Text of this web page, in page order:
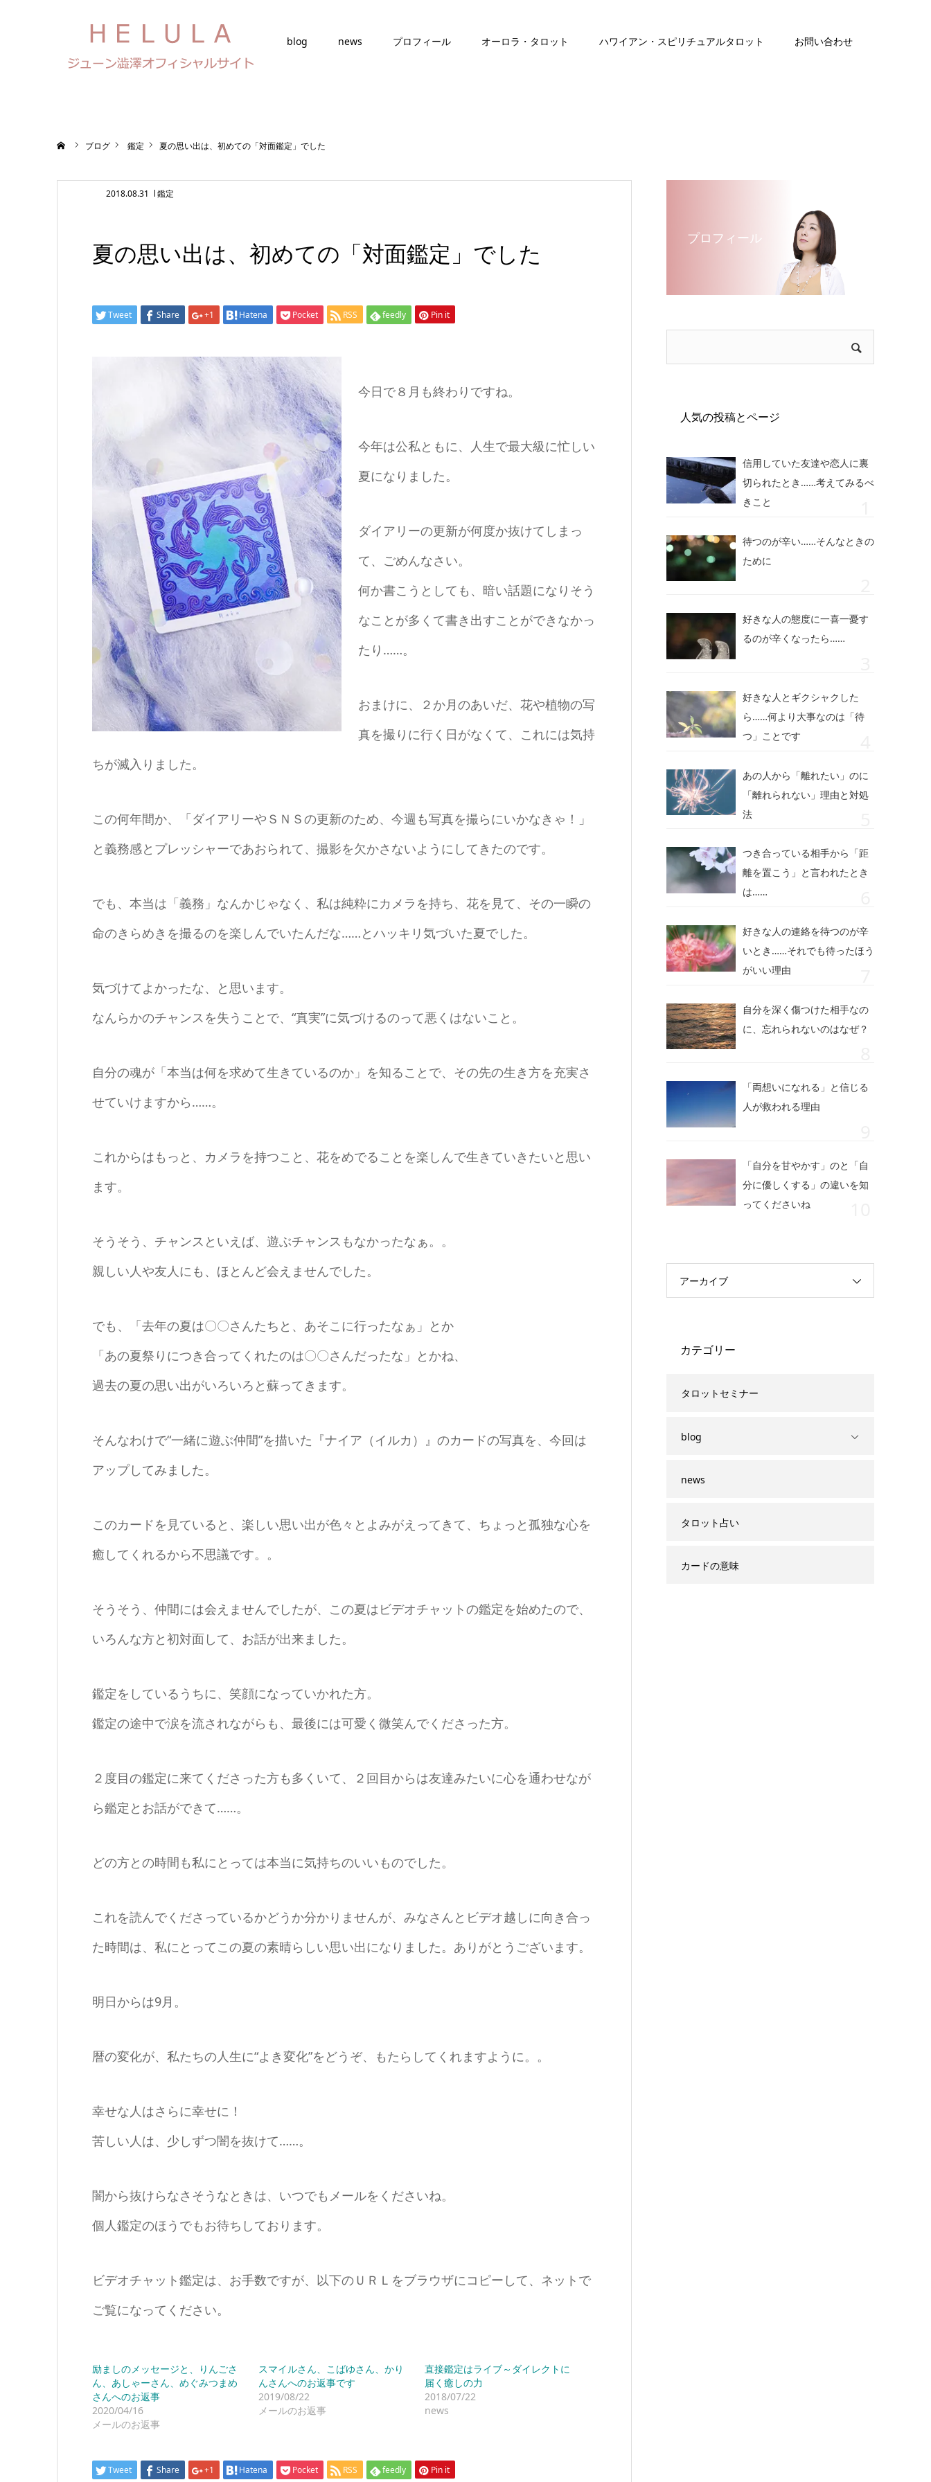
blog news プロフィール オーロラ・タロット ハワイアン・スピリチュアルタロット お問い合わせ
ブログ 鑑定 夏の思い出は、初めての「対面鑑定」でした
2018.08.31 鑑定
夏の思い出は、初めての「対面鑑定」でした
Tweet Share +1 Hatena Pocket RSS feedly Pin it
今日で８月も終わりですね。
今年は公私ともに、人生で最大級に忙しい
夏になりました。
ダイアリーの更新が何度か抜けてしまっ
て、ごめんなさい。
何か書こうとしても、暗い話題になりそう
なことが多くて書き出すことができなかっ
たり……。
おまけに、２か月のあいだ、花や植物の写
真を撮りに行く日がなくて、これには気持
ちが滅入りました。
この何年間か、「ダイアリーやＳＮＳの更新のため、今週も写真を撮らにいかなきゃ！」
と義務感とプレッシャーであおられて、撮影を欠かさないようにしてきたのです。
でも、本当は「義務」なんかじゃなく、私は純粋にカメラを持ち、花を見て、その一瞬の
命のきらめきを撮るのを楽しんでいたんだな……とハッキリ気づいた夏でした。
気づけてよかったな、と思います。
なんらかのチャンスを失うことで、“真実”に気づけるのって悪くはないこと。
自分の魂が「本当は何を求めて生きているのか」を知ることで、その先の生き方を充実さ
せていけますから……。
これからはもっと、カメラを持つこと、花をめでることを楽しんで生きていきたいと思い
ます。
そうそう、チャンスといえば、遊ぶチャンスもなかったなぁ。。
親しい人や友人にも、ほとんど会えませんでした。
でも、「去年の夏は〇〇さんたちと、あそこに行ったなぁ」とか
「あの夏祭りにつき合ってくれたのは〇〇さんだったな」とかね、
過去の夏の思い出がいろいろと蘇ってきます。
そんなわけで“一緒に遊ぶ仲間”を描いた『ナイア（イルカ）』のカードの写真を、今回は
アップしてみました。
このカードを見ていると、楽しい思い出が色々とよみがえってきて、ちょっと孤独な心を
癒してくれるから不思議です。。
そうそう、仲間には会えませんでしたが、この夏はビデオチャットの鑑定を始めたので、
いろんな方と初対面して、お話が出来ました。
鑑定をしているうちに、笑顔になっていかれた方。
鑑定の途中で涙を流されながらも、最後には可愛く微笑んでくださった方。
２度目の鑑定に来てくださった方も多くいて、２回目からは友達みたいに心を通わせなが
ら鑑定とお話ができて……。
どの方との時間も私にとっては本当に気持ちのいいものでした。
これを読んでくださっているかどうか分かりませんが、みなさんとビデオ越しに向き合っ
た時間は、私にとってこの夏の素晴らしい思い出になりました。ありがとうございます。
明日からは9月。
暦の変化が、私たちの人生に“よき変化”をどうぞ、もたらしてくれますように。。
幸せな人はさらに幸せに！
苦しい人は、少しずつ闇を抜けて……。
闇から抜けらなさそうなときは、いつでもメールをくださいね。
個人鑑定のほうでもお待ちしております。
ビデオチャット鑑定は、お手数ですが、以下のＵＲＬをブラウザにコピーして、ネットで
ご覧になってください。
励ましのメッセージと、りんごさ
ん、あしゃーさん、めぐみつまめ
さんへのお返事
2020/04/16
メールのお返事
スマイルさん、こばゆさん、かり
んさんへのお返事です
2019/08/22
メールのお返事
直接鑑定はライブ～ダイレクトに
届く癒しの力
2018/07/22
news
Tweet Share +1 Hatena Pocket RSS feedly Pin it
プロフィール
人気の投稿とページ
信用していた友達や恋人に裏
切られたとき……考えてみるべ
きこと
待つのが辛い……そんなときの
ために
好きな人の態度に一喜一憂す
るのが辛くなったら……
好きな人とギクシャクした
ら……何より大事なのは「待
つ」ことです
あの人から「離れたい」のに
「離れられない」理由と対処
法
つき合っている相手から「距
離を置こう」と言われたとき
は……
好きな人の連絡を待つのが辛
いとき……それでも待ったほう
がいい理由
自分を深く傷つけた相手なの
に、忘れられないのはなぜ？
「両想いになれる」と信じる
人が救われる理由
「自分を甘やかす」のと「自
分に優しくする」の違いを知
ってくださいね
アーカイブ
カテゴリー
タロットセミナー
blog
news
タロット占い
カードの意味